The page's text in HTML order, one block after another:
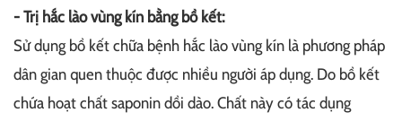
- Trị hắc lào vùng kín bằng bồ kết:
Sử dụng bồ kết chữa bệnh hắc lào vùng kín là phương pháp
dân gian quen thuộc được nhiều người áp dụng. Do bồ kết
chứa hoạt chất saponin dồi dào. Chất này có tác dụng